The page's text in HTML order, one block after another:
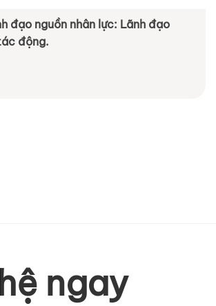
đạo nguồn nhân lực: Lãnh đạo
động.
ngay